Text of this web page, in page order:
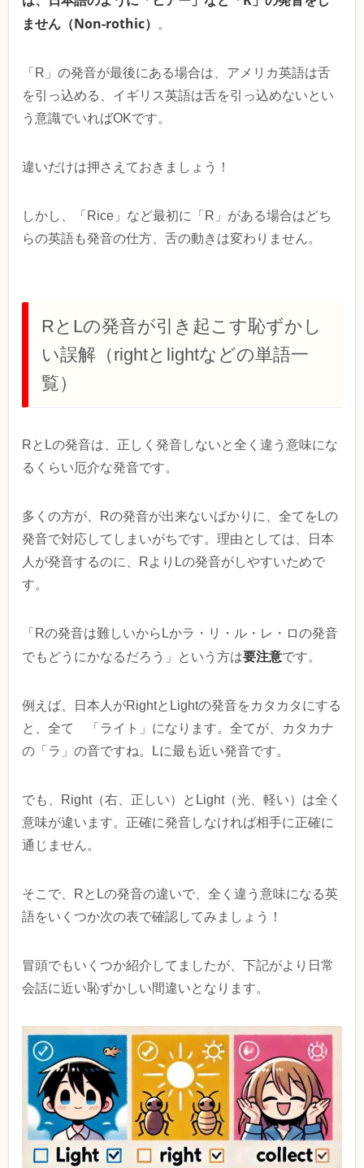
ません（Non-rothic）
。
「R」の発音が最後にある場合は、アメリカ英語は舌
を引っ込める、イギリス英語は舌を引っ込めないとい
う意識でいればOKです。
違いだけは押さえておきましょう！
しかし、「Rice」など最初に「R」がある場合はどち
らの英語も発音の仕方、舌の動きは変わりません。
RとLの発音が引き起こす恥ずかし
い誤解（rightとlightなどの単語一
覧）
RとLの発音は、正しく発音しないと全く違う意味にな
るくらい厄介な発音です。
多くの方が、Rの発音が出来ないばかりに、全てをLの
発音で対応してしまいがちです。理由としては、日本
人が発音するのに、RよりLの発音がしやすいためで
す。
「Rの発音は難しいからLかラ・リ・ル・レ・ロの発音
でもどうにかなるだろう」という方は要注意です。
例えば、日本人がRightとLightの発音をカタカタにする
と、全て 「ライト」になります。全てが、カタカナ
の「ラ」の音ですね。Lに最も近い発音です。
でも、Right（右、正しい）とLight（光、軽い）は全く
意味が違います。正確に発音しなければ相手に正確に
通じません。
そこで、RとLの発音の違いで、全く違う意味になる英
語をいくつか次の表で確認してみましょう！
冒頭でもいくつか紹介してましたが、下記がより日常
会話に近い恥ずかしい間違いとなります。